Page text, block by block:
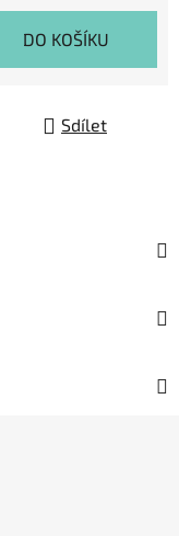
DO KOŠÍKU
Sdílet